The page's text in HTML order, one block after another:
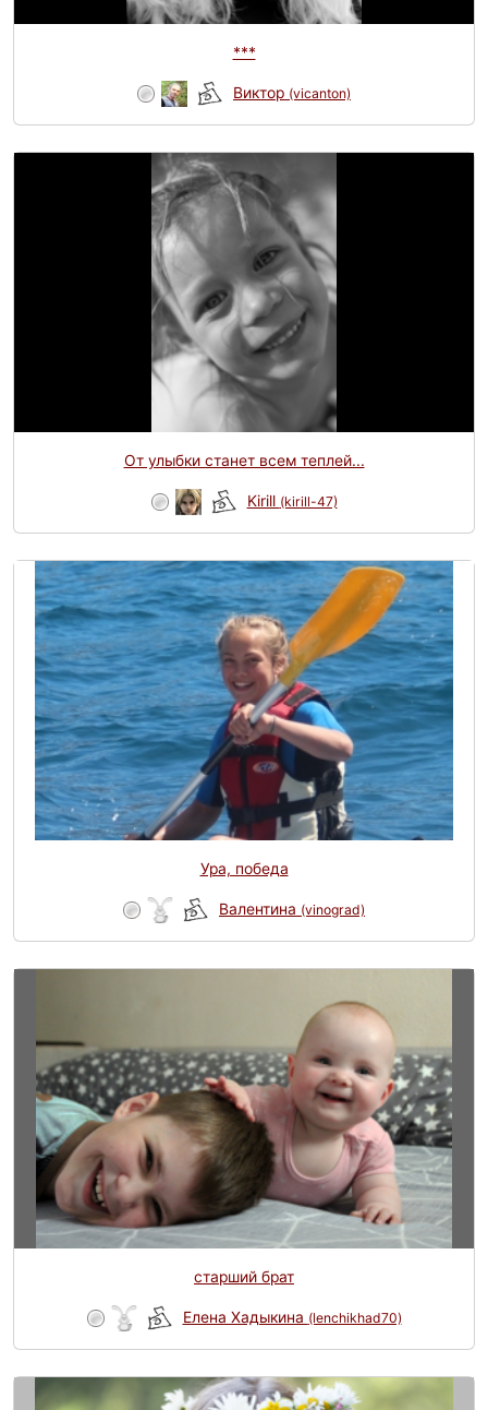
***
Виктор (vicanton)
От улыбки станет всем теплей...
Kirill (kirill-47)
Ура, победа
Валентина (vinograd)
старший брат
Елена Хадыкина (lenchikhad70)